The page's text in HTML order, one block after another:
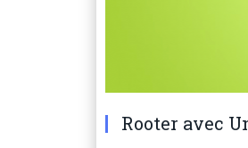
Rooter avec